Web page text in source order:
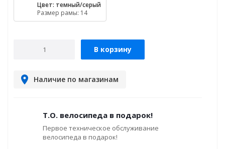
Цвет: темный/серый
Размер рамы: 14
В корзину
Наличие по магазинам
Т.О. велосипеда в подарок!
Первое техническое обслуживание
велосипеда в подарок!